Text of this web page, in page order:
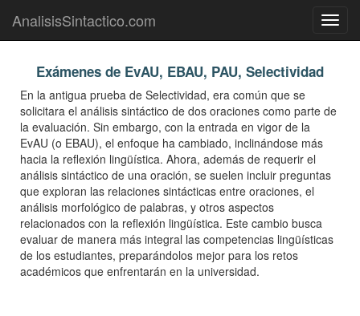
AnalisisSintactico.com
Exámenes de EvAU, EBAU, PAU, Selectividad
En la antigua prueba de Selectividad, era común que se
solicitara el análisis sintáctico de dos oraciones como parte de
la evaluación. Sin embargo, con la entrada en vigor de la
EvAU (o EBAU), el enfoque ha cambiado, inclinándose más
hacia la reflexión lingüística. Ahora, además de requerir el
análisis sintáctico de una oración, se suelen incluir preguntas
que exploran las relaciones sintácticas entre oraciones, el
análisis morfológico de palabras, y otros aspectos
relacionados con la reflexión lingüística. Este cambio busca
evaluar de manera más integral las competencias lingüísticas
de los estudiantes, preparándolos mejor para los retos
académicos que enfrentarán en la universidad.